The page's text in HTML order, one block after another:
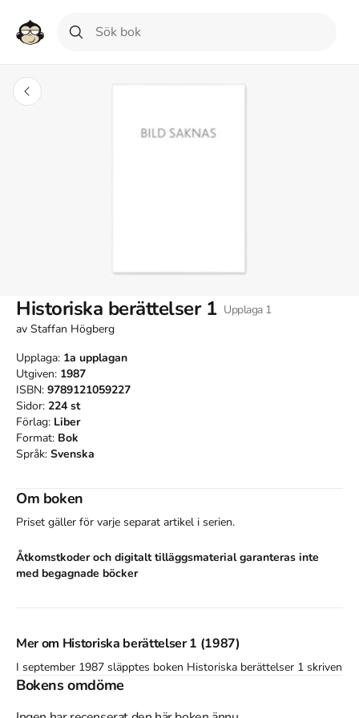
Historiska berättelser 1 Upplaga 1
av Staffan Högberg
Upplaga: 1a upplagan
Utgiven: 1987
ISBN: 9789121059227
Sidor: 224 st
Förlag: Liber
Format: Bok
Språk: Svenska
Om boken
Priset gäller för varje separat artikel i serien.
Åtkomstkoder och digitalt tilläggsmaterial garanteras inte
med begagnade böcker
Mer om Historiska berättelser 1 (1987)
I september 1987 släpptes boken Historiska berättelser 1 skriven
avStaffan Högberg.Det är den 1a upplagan av kursboken.
Bokens omdöme